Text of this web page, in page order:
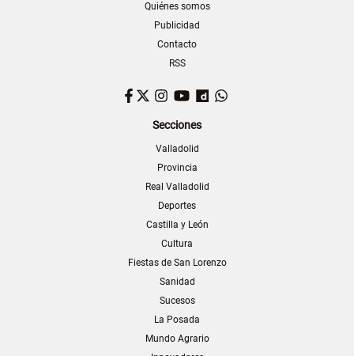
Quiénes somos
Publicidad
Contacto
RSS
Facebook
TwitterInstagram
YouTubeDailymotion
Secciones
Valladolid
Provincia
Real Valladolid
Deportes
Castilla y León
Cultura
Fiestas de San Lorenzo
Sanidad
Sucesos
La Posada
Mundo Agrario